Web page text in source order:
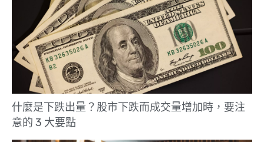
什麼是下跌出量？股市下跌而成交量增加時，要注
意的 3 大要點